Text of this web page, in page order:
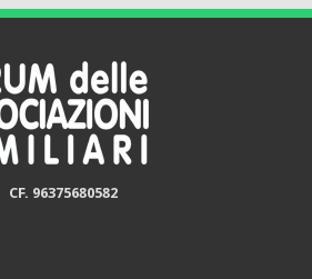
CF. 96375680582